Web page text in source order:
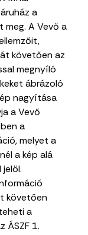
a
A Vevő a
követően az
megnyíló
ábrázoló
nagyítása
a Vevő
a
melyet a
a kép alá
követően
a
ÁSZF 1.